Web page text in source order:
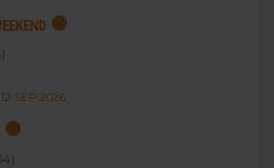
SEP 2026